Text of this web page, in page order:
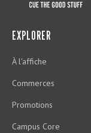
EXPLORER
À l'affiche
Commerces
Promotions
Campus Core